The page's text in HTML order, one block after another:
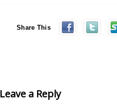
Share This
Leave a Reply